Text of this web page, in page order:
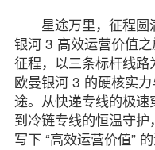
星途万里，征程
银河 3 高效运营价值
征程，以三条标杆线
欧曼银河 3 的硬核实
途。从快递专线的极
到冷链专线的恒温守
写下 “高效运营价值” 的